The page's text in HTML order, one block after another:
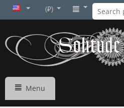
(₽)
Menu